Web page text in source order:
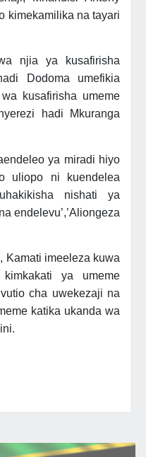
kimekamilika na tayari
njia ya kusafirisha
Dodoma umefikia
kusafirisha umeme
hadi Mkuranga
ya miradi hiyo
uliopo ni kuendelea
nishati ya
endelevu’,’Aliongeza
Kamati imeeleza kuwa
ya umeme
cha uwekezaji na
katika ukanda wa